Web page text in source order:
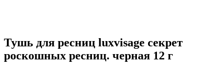
Тушь для ресниц luxvisage секрет
роскошных ресниц. черная 12 г